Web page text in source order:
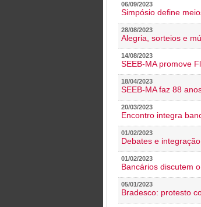
06/09/2023
Simpósio define
28/08/2023
Alegria, sorteios e
14/08/2023
SEEB-MA promove
18/04/2023
SEEB-MA faz 88
20/03/2023
Encontro integra
01/02/2023
Debates e
01/02/2023
Bancários discutem
05/01/2023
Bradesco: protesto